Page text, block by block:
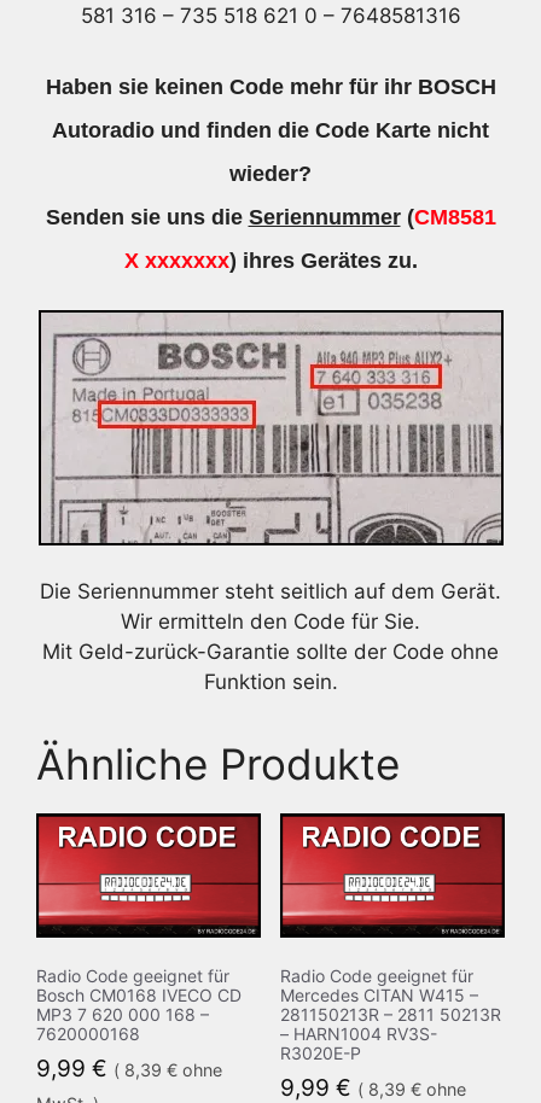
Menge
581 316 – 735 518 621 0 – 7648581316
Haben sie keinen Code mehr für ihr BOSCH
Autoradio und finden die Code Karte nicht
wieder?
Senden sie uns die Seriennummer(CM8581
X xxxxxxx) ihres Gerätes zu.
Die Seriennummer steht seitlich auf dem Gerät.
Wir ermitteln den Code für Sie.
Mit Geld-zurück-Garantie sollte der Code ohne
Funktion sein.
Ähnliche Produkte
Radio Code geeignet für
Bosch CM0168 IVECO CD
MP3 7 620 000 168 –
7620000168
9,99 € ( 8,39 € ohne
Radio Code geeignet für
Mercedes CITAN W415 –
281150213R – 2811 50213R
– HARN1004 RV3S-
R3020E-P
9,99 € ( 8,39 €ohne